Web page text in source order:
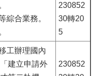
綜合業務。
230852
30轉20
5
工辦理國內
建立申請外
230852